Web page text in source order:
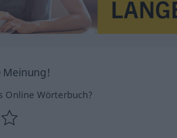
Meinung!
Online Wörterbuch?